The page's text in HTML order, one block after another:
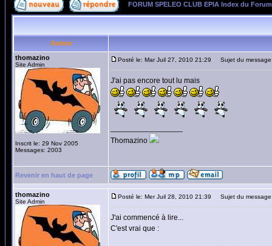
FORUM SPELEO CLUB EPIA Index du Forum
Auteur
thomazino
Site Admin
Inscrit le: 29 Nov 2005
Messages: 2003
Posté le: Mar Juil 27, 2010 21:29 Sujet du
J'ai pas encore tout lu mais
Thomazino
Revenir en haut de page
thomazino
Site Admin
Posté le: Mer Juil 28, 2010 21:39 Sujet du
J'ai commencé à lire...
C'est vrai que :